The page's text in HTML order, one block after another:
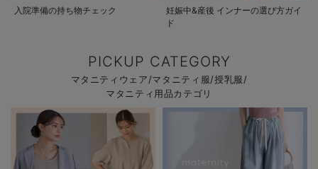
入院準備の持ち物チェック
妊娠中&産後 インナーの選び方ガイ
ド
PICKUP CATEGORY
マタニティウェア/マタニティ服/授乳服/
マタニティ用品カテゴリ